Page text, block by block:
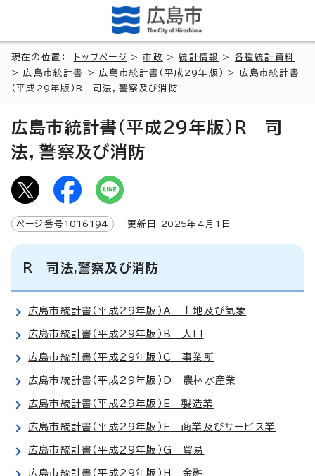
現在の位置： トップページ >市政 >統計情報 > 各種統計資料
>広島市統計書 >広島市統計書（平成29年版）
> 広島市統計書
（平成29年版）R 司法，警察及び消防
広島市統計書（平成29年版）R 司
法，警察及び消防
ページ番号 1016194 更新日 2025年4月1日
R 司法,警察及び消防
広島市統計書（平成29年版）A 土地及び気象
広島市統計書（平成29年版）B 人口
広島市統計書（平成29年版）C 事業所
広島市統計書（平成29年版）D 農林水産業
広島市統計書（平成29年版）E 製造業
広島市統計書（平成29年版）F 商業及びサービス業
広島市統計書（平成29年版）G 貿易
広島市統計書（平成29年版）H 金融